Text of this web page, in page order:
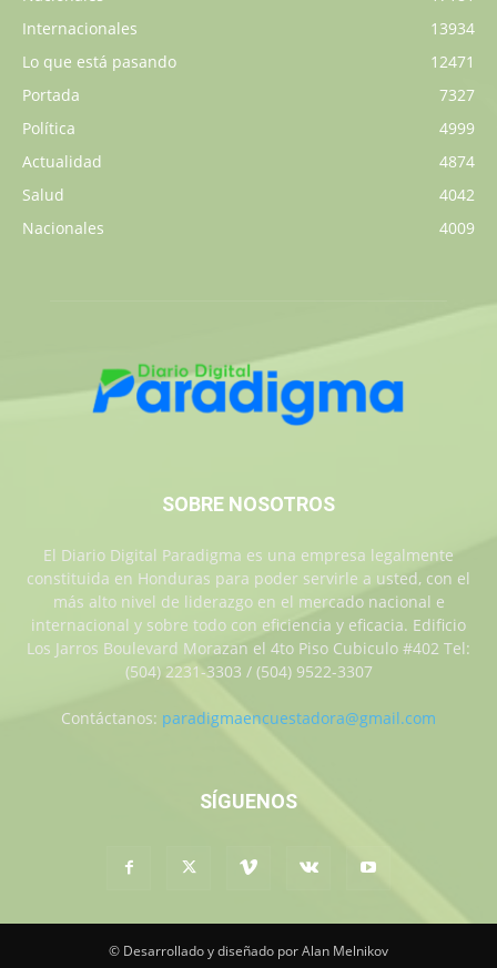
Internacionales
13934
Lo que está pasando
12471
Portada
7327
Política
4999
Actualidad
4874
Salud
4042
Nacionales
4009
SOBRE NOSOTROS
El Diario Digital Paradigma es una empresa legalmente
constituida en Honduras para poder servirle a usted, con el
más alto nivel de liderazgo en el mercado nacional e
internacional y sobre todo con eficiencia y eficacia. Edificio
Los Jarros Boulevard Morazan el 4to Piso Cubiculo #402 Tel:
(504) 2231-3303 / (504) 9522-3307
Contáctanos: paradigmaencuestadora@gmail.com
SÍGUENOS
© Desarrollado y diseñado por Alan Melnikov